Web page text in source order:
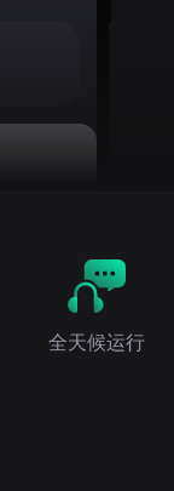
全天候运行